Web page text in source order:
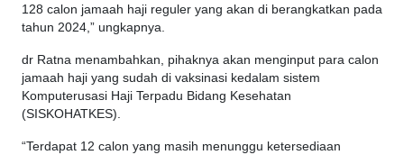
128 calon jamaah haji reguler yang akan di berangkatkan pada
tahun 2024,” ungkapnya.
dr Ratna menambahkan, pihaknya akan menginput para calon
jamaah haji yang sudah di vaksinasi kedalam sistem
Komputerusasi Haji Terpadu Bidang Kesehatan
(SISKOHATKES).
“Terdapat 12 calon yang masih menunggu ketersediaan